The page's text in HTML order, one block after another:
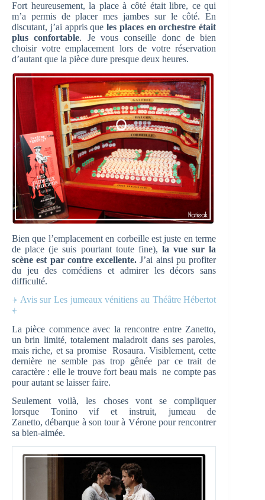
Fort heureusement, la place à côté était libre, ce qui
m’a permis de placer mes jambes sur le côté. En
discutant, j’ai appris queles places en orchestre était
plus confortable. Je vous conseille donc de bien
choisir votre emplacement lors de votre réservation
d’autant que la pièce dure presque deux heures.
Bien que l’emplacement en corbeille est juste en terme
de place (je suis pourtant toute fine), la vue sur la
scène est par contre excellente. J’ai ainsi pu profiter
du jeu des comédiens et admirer les décors sans
difficulté.
⍆ Avis sur Les jumeaux vénitiens au Théâtre Hébertot
⍅
La pièce commence avec la rencontre entre Zanetto,
un brin limité, totalement maladroit dans ses paroles,
mais riche, et sa promise Rosaura. Visiblement, cette
dernière ne semble pas trop gênée par ce trait de
caractère : elle le trouve fort beau mais ne compte pas
pour autant se laisser faire.
Seulement voilà, les choses vont se compliquer
lorsque Tonino vif et instruit, jumeau de
Zanetto, débarque à son tour à Vérone pour rencontrer
sa bien-aimée.